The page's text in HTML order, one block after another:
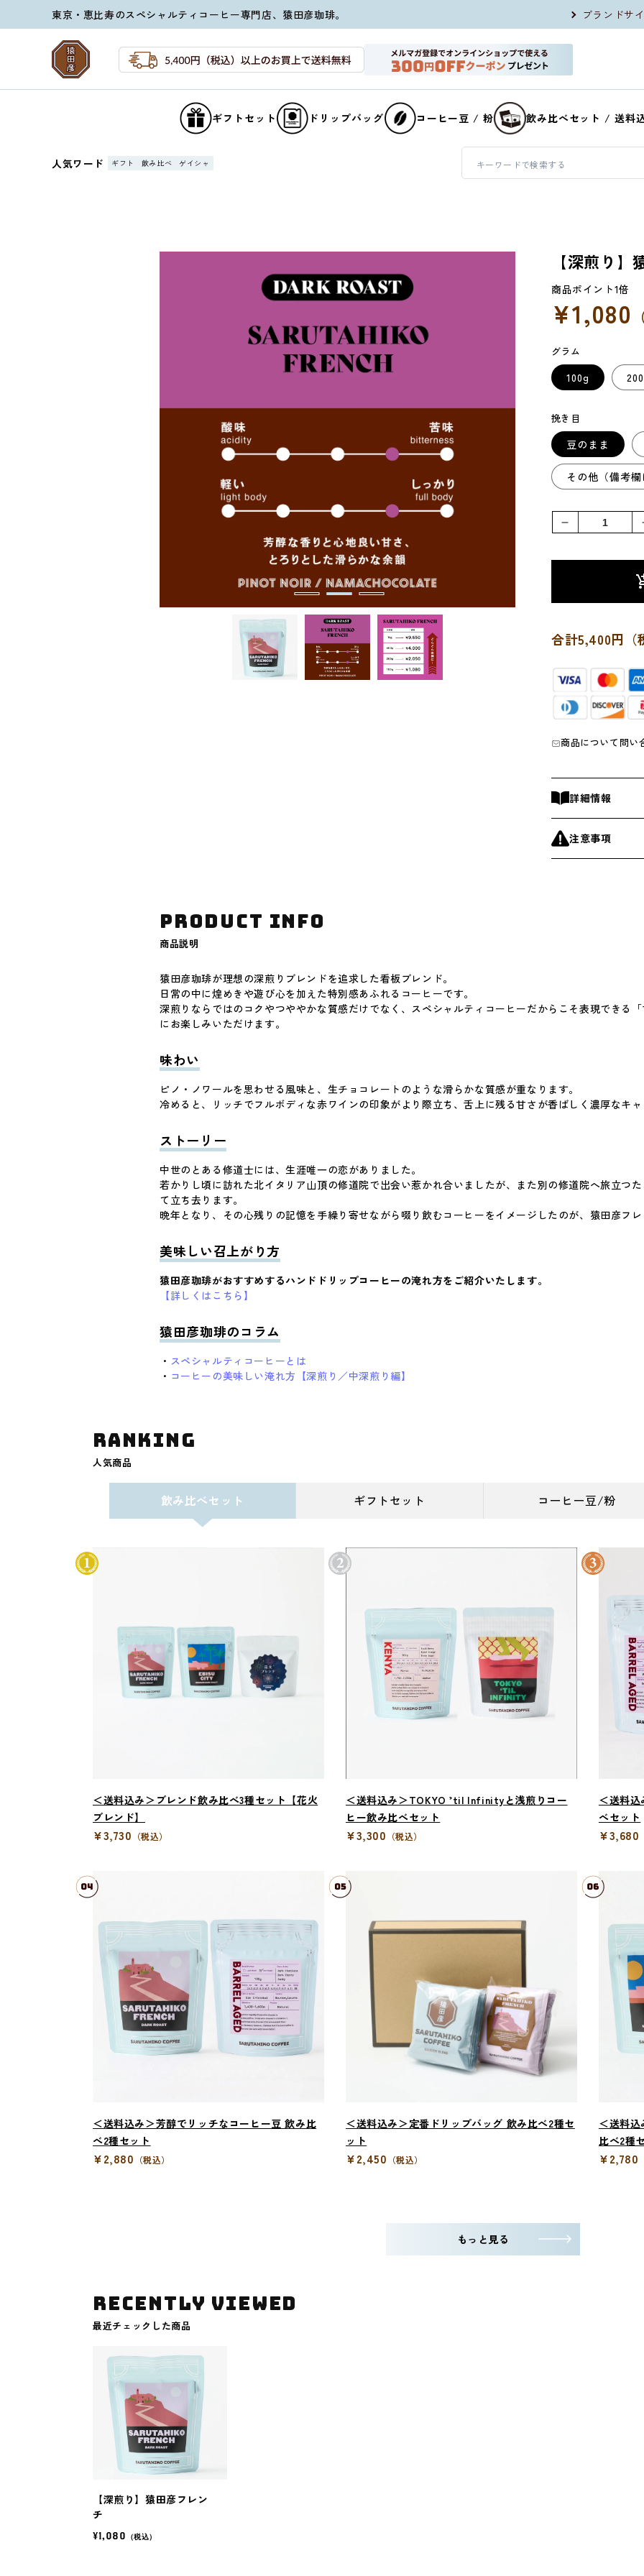
ンツに
進む
東京・恵比寿のスペシャルティコーヒー専門店、猿田彦珈琲。 ブランドサ
ギフトセット ドリップバッグ コーヒー豆 / 粉 飲み比べセット / 送料
人気ワード ギフト 飲み比べ ゲイシャ
【深煎り
通
常
格
¥1,080
グラム
100g
挽き目
豆のまま
その他（備考
【深
り】
フ
ン
チ
の
数
量
ら
す
合計5,400円（
商品について問い
詳細情報
注意事項
PRODUCT INFO
商品説明
猿田彦珈琲が理想の深煎りブレンドを追求した看板ブレンド。
日常の中に煌めきや遊び心を加えた特別感あふれるコーヒーです。
深煎りならではのコクやつややかな質感だけでなく、スペシャルティコーヒーだからこそ表現できる
にお楽しみいただけます。
味わい
ピノ・ノワールを思わせる風味と、生チョコレートのような滑らかな質感が重なります。
冷めると、リッチでフルボディな赤ワインの印象がより際立ち、舌上に残る甘さが香ばしく濃厚なキ
ストーリー
中世のとある修道士には、生涯唯一の恋がありました。
若かりし頃に訪れた北イタリア山頂の修道院で出会い惹かれ合いましたが、また別の修道院へ旅立つ
て立ち去ります。
晩年となり、その心残りの記憶を手繰り寄せながら啜り飲むコーヒーをイメージしたのが、猿田彦フ
美味しい召上がり方
猿田彦珈琲がおすすめするハンドドリップコーヒーの淹れ方をご紹介いたします。
【詳しくはこちら】
猿田彦珈琲のコラム
・ スペシャルティコーヒーとは
・ コーヒーの美味しい淹れ方【深煎り／中深煎り編】
ranking
人気商品
飲み比べセット ギフトセット コーヒー豆/粉
＜送料込み＞ブレンド飲み比べ3種セット【花火
ブレンド】
¥3,730 （税込）
＜送料込み＞TOKYO ’til Infinityと浅煎りコー
ヒー飲み比べセット
¥3,300 （税込）
＜送料
べセット
¥3,680
＜送料込み＞芳醇でリッチなコーヒー豆 飲み比
べ2種セット
¥2,880 （税込）
＜送料込み＞定番ドリップバッグ 飲み比べ2種セ
ット
¥2,450 （税込）
＜送料
比べ2種
¥2,780
もっと見る
RECENTLY VIEWED
最近チェックした商品
【深煎り】猿田彦フレン
チ
¥1,080 （税込）